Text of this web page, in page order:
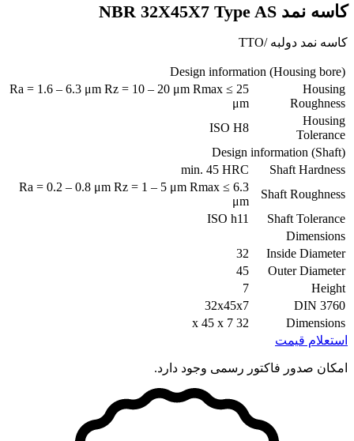
کاسه نمد NBR 32X45X7 Type AS
کاسه نمد دولبه /TTO
Design information (Housing bore)
Housing
Roughness
Ra = 1.6 – 6.3 μm Rz = 10 – 20 μm Rmax ≤ 25
μm
Housing
Tolerance
ISO H8
Design information (Shaft)
Shaft Hardness
min. 45 HRC
Shaft Roughness
Ra = 0.2 – 0.8 μm Rz = 1 – 5 μm Rmax ≤ 6.3
μm
Shaft Tolerance
ISO h11
Dimensions
Inside Diameter
32
Outer Diameter
45
Height
7
DIN 3760
32x45x7
Dimensions
32 x 45 x 7
استعلام قیمت
امکان صدور فاکتور رسمی وجود دارد.